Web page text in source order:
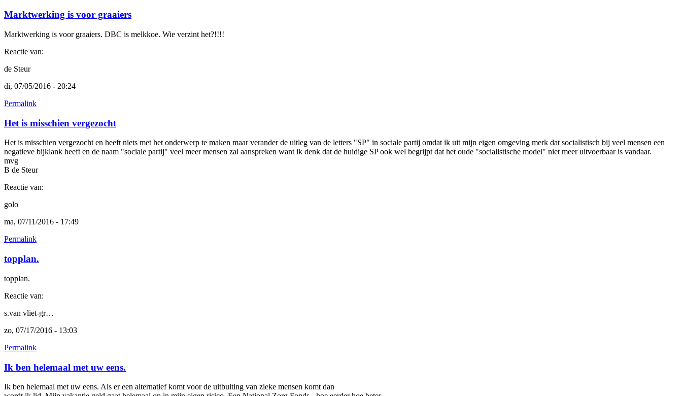
Marktwerking is voor graaiers
Marktwerking is voor graaiers. DBC is melkkoe. Wie verzint het?!!!!
Reactie van:
de Steur
di, 07/05/2016 - 20:24
Permalink
Het is misschien vergezocht
Het is misschien vergezocht en heeft niets met het onderwerp te maken maar verander de uitleg van de letters "SP" in sociale partij omdat ik uit mijn eigen omgeving merk dat socialistisch bij veel mensen een
negatieve bijklank heeft en de naam "sociale partij" veel meer mensen zal aanspreken want ik denk dat de huidige SP ook wel begrijpt dat het oude "socialistische model" niet meer uitvoerbaar is vandaar.
mvg
B de Steur
Reactie van:
golo
ma, 07/11/2016 - 17:49
Permalink
topplan.
topplan.
Reactie van:
s.van vliet-gr…
zo, 07/17/2016 - 13:03
Permalink
Ik ben helemaal met uw eens.
Ik ben helemaal met uw eens. Als er een alternatief komt voor de uitbuiting van zieke mensen komt dan